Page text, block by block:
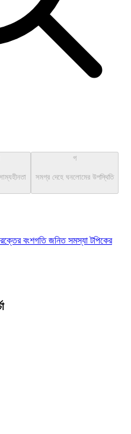
গ
সমগ্র দেহে ঘনলোমের উপস্থিতি
রক্তের বংশগতি জনিত সমস্যা টপিকের